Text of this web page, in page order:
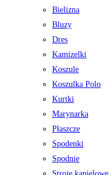
Bielizna
Bluzy
Dres
Kamizelki
Koszule
Koszulka Polo
Kurtki
Marynarka
Płaszcze
Spodenki
Spodnie